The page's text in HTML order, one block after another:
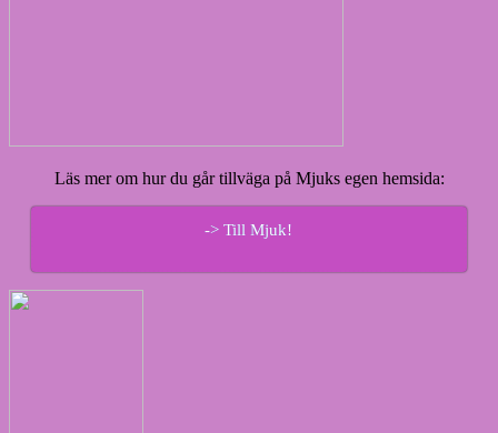
Läs mer om hur du går tillväga på Mjuks egen hemsida:
-> Till Mjuk!